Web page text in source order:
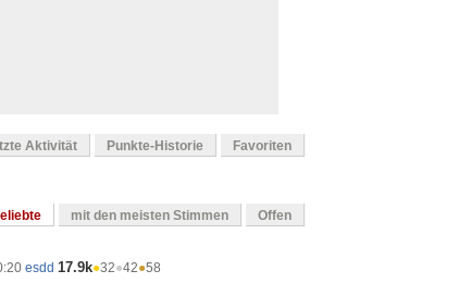
Aktivität Punkte-Historie Favoriten
mit den meisten Stimmen Offen
esdd 17.9k●32●42●58